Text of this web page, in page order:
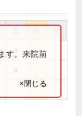
祝
す。来院前
×閉じる